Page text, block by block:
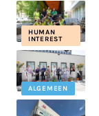
HUMAN
INTEREST
ALGEMEEN